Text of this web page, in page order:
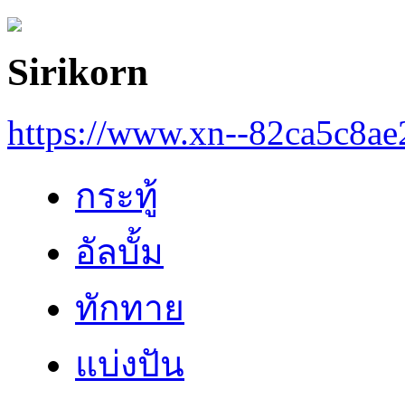
Sirikorn
https://www.xn--
กระทู้
อัลบั้ม
ทักทาย
แบ่งปัน